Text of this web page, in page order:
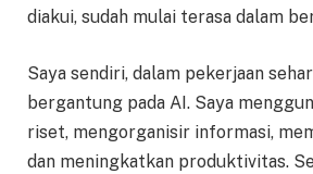
diakui, sudah mulai terasa dalam
Saya sendiri, dalam pekerjaan
bergantung pada AI. Saya
riset, mengorganisir informasi,
dan meningkatkan produktivitas.